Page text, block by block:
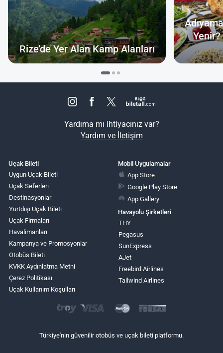
Rize’de Yer Alan Kamp Alanları
Yenir?
Yardıma mı ihtiyacınız var?
Yardım ve İletişim
Uçak Bileti
Uygun Uçak Bileti
Uçak Seferleri
Destinasyonlar
Yurtdışı Uçak Bileti
Uçak Firmaları
Havalimanları
Kampanya ve Promosyonlar
Otobüs Bileti
KVKK Aydınlatma Metni
Çerez Politikası
Uçak Kullanım Koşulları
Mobil Uygulamalar
App Store
Google Play Store
App Gallery
Havayolu Şirketleri
THY
Pegasus
SunExpress
AJet
Freebird Airlines
Tailwind Airlines
Türkiye'nin güvenilir otobüs ve uçak bileti platformu.